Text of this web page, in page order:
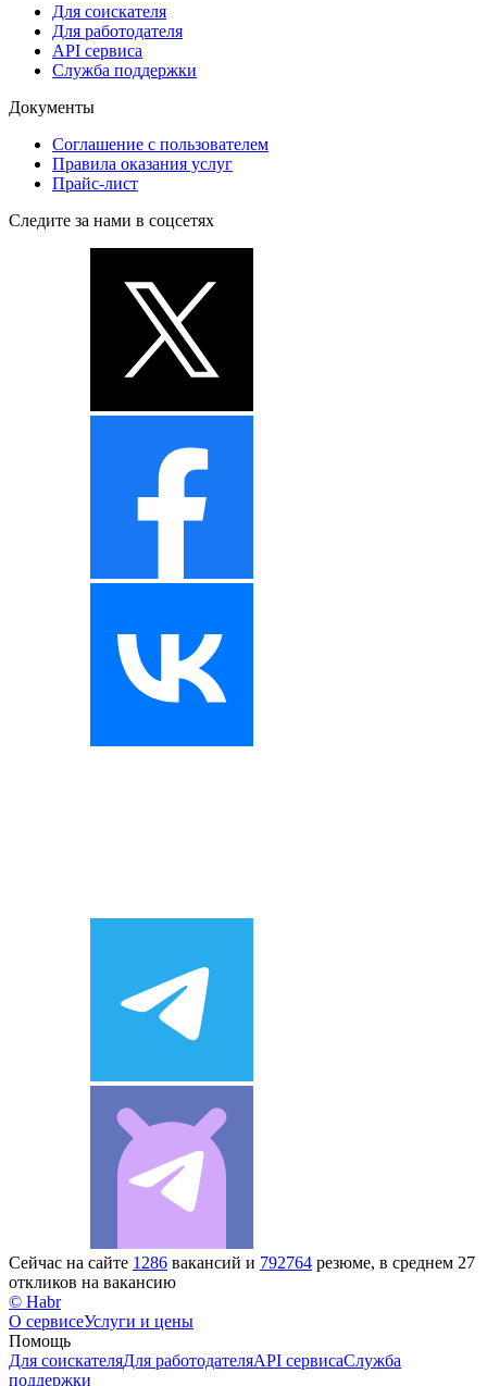
Для соискателя
Для работодателя
API сервиса
Служба поддержки
Документы
Соглашение с пользователем
Правила оказания услуг
Прайс-лист
Следите за нами в соцсетях
Сейчас на сайте 1286 вакансий и 792764 резюме, в среднем 27
откликов на вакансию
© Habr
О сервисеУслуги и цены
Помощь
Для соискателяДля работодателяAPI сервисаСлужба
поддержки